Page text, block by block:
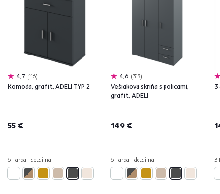
4,7 116
Komoda, grafit, ADELI TYP 2
55 €
6 Farba - detailná
4,6 313
Vešiaková skriňa s policami,
grafit, ADELI
149 €
6 Farba - detailná 3